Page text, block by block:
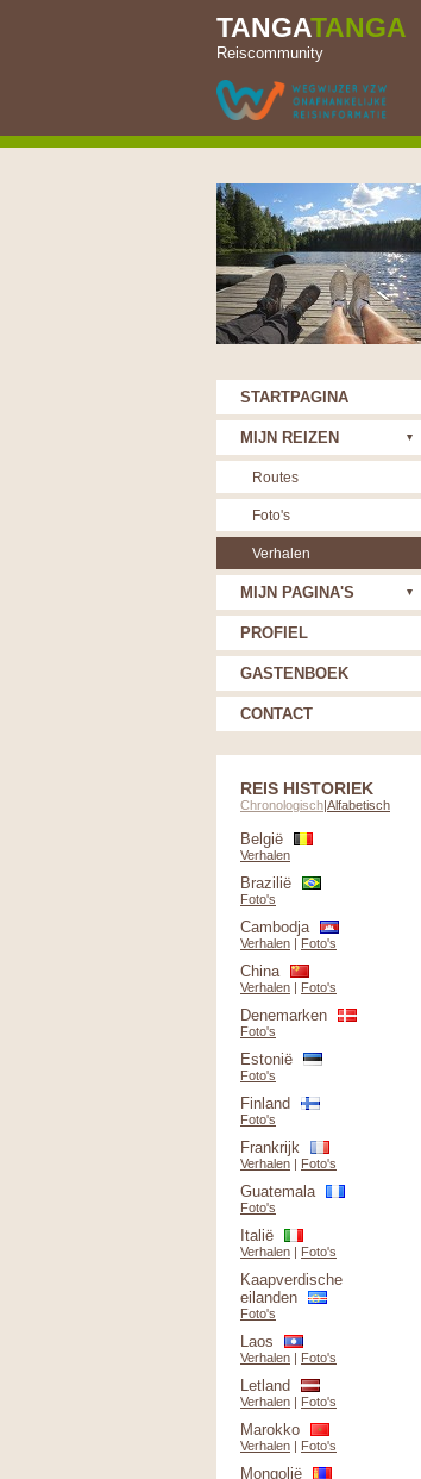
TANGATANGA
Reiscommunity
STARTPAGINA
MIJN REIZEN
Routes
Foto's
Verhalen
MIJN PAGINA'S
PROFIEL
GASTENBOEK
CONTACT
REIS HISTORIEK
Chronologisch|Alfabetisch
België
Verhalen
Brazilië
Foto's
Cambodja
Verhalen | Foto's
China
Verhalen | Foto's
Denemarken
Foto's
Estonië
Foto's
Finland
Foto's
Frankrijk
Verhalen | Foto's
Guatemala
Foto's
Italië
Verhalen | Foto's
Kaapverdische
eilanden
Foto's
Laos
Verhalen | Foto's
Letland
Verhalen | Foto's
Marokko
Verhalen | Foto's
Mongolië